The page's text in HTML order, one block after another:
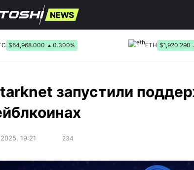
$64,968.000 0.300% ETH $1,920.290
запустили
19:21 234